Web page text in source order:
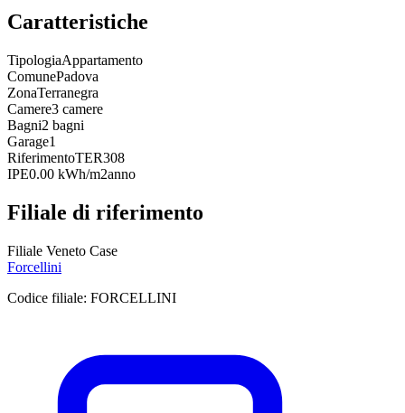
Caratteristiche
TipologiaAppartamento
ComunePadova
ZonaTerranegra
Camere3 camere
Bagni2 bagni
Garage1
RiferimentoTER308
IPE0.00 kWh/m2anno
Filiale di riferimento
Filiale Veneto Case
Forcellini
Codice filiale: FORCELLINI